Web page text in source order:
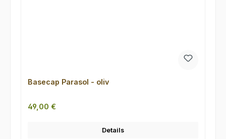
Basecap Parasol - oliv
Regulärer Preis:
49,00 €
Details